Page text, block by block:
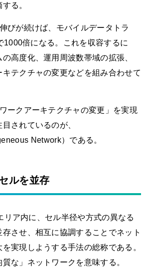
る。
びが続けば、モバイルデータトラ
1000倍になる。これを収容するに
高度化、運用周波数帯域の拡張、
テクチャの変更などを組み合わせて
ークアーキテクチャの変更」を実現
されているのが、
Network）である。
ルを並存
リア内に、セル半径や方式の異なる
させ、相互に協調することでネット
実現しようする手法の総称である。
な」ネットワークを意味する。